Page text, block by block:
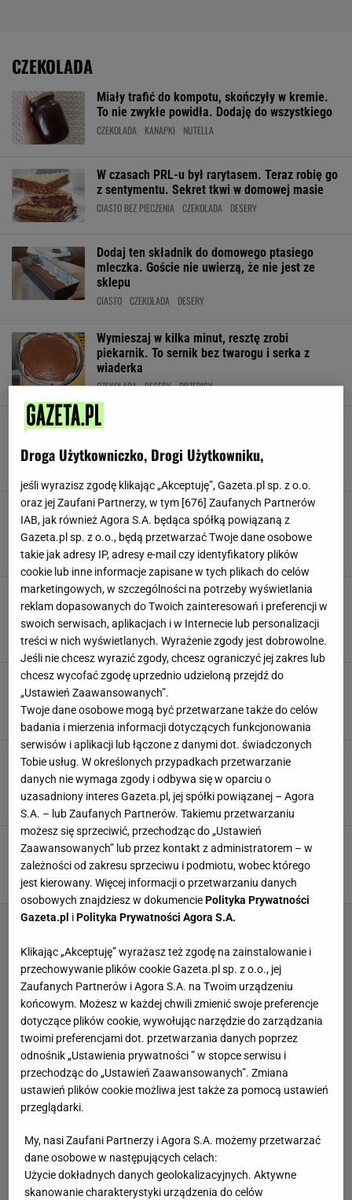
CZEKOLADA
Miały trafić do kompotu, skończyły w kremie.
To nie zwykłe powidła. Dodaję do wszystkiego
CZEKOLADA KANAPKI NUTELLA
W czasach PRL-u był rarytasem. Teraz robię go
z sentymentu. Sekret tkwi w domowej masie
CIASTO BEZ PIECZENIA CZEKOLADA DESERY
Dodaj ten składnik do domowego ptasiego
mleczka. Goście nie uwierzą, że nie jest ze
sklepu
CIASTO CZEKOLADA DESERY
Wymieszaj w kilka minut, resztę zrobi
piekarnik. To sernik bez twarogu i serka z
wiaderka
CZEKOLADA DESERY PRZEPISY
Pianka jak w ptasim mleczku, ale bez
minutę
Już nie patrzę na sklepowe. Domowe robią
furorę i pachną w całym domu. Jem prosto z
blachy
CIASTECZKA CZEKOLADA PRZEKĄSKI
Robiłam z nich sos i dodawałam do leczo.
Teraz wrzucam do ciasta. Jest miękkie jak
gąbka
CIASTO CZEKOLADA DESERY
Czarny las znika ze stołu szybciej niż sernik i
karpatka. Łączy czekoladę z kwaskowatą nutą
BISZKOPT CIASTO CZEKOLADA
Smakują jak kultowe czekoladki z USA.
Przygotuj potrójną porcję, bo trudno się
oderwać
CZEKOLADA DESERY MASŁO ORZECHOWE
Wyjątkowa nowość. Czekolada Milka z
kruchymi ciasteczkami
MATERIAŁ PROMOCYJNY PR
Droga Użytkowniczko, Drogi Użytkowniku,
jeśli wyrazisz zgodę klikając „Akceptuję”, Gazeta.pl sp. z o.o.
oraz jej Zaufani Partnerzy, w tym [676] Zaufanych Partnerów
IAB, jak również Agora S.A. będąca spółką powiązaną z
Gazeta.pl sp. z o.o., będą przetwarzać Twoje dane osobowe
takie jak adresy IP, adresy e-mail czy identyfikatory plików
cookie lub inne informacje zapisane w tych plikach do celów
marketingowych, w szczególności na potrzeby wyświetlania
reklam dopasowanych do Twoich zainteresowań i preferencji w
swoich serwisach, aplikacjach i w Internecie lub personalizacji
treści w nich wyświetlanych. Wyrażenie zgody jest dobrowolne.
Jeśli nie chcesz wyrazić zgody, chcesz ograniczyć jej zakres lub
chcesz wycofać zgodę uprzednio udzieloną przejdź do
„Ustawień Zaawansowanych”.
Twoje dane osobowe mogą być przetwarzane także do celów
badania i mierzenia informacji dotyczących funkcjonowania
serwisów i aplikacji lub łączone z danymi dot. świadczonych
Tobie usług. W określonych przypadkach przetwarzanie
danych nie wymaga zgody i odbywa się w oparciu o
uzasadniony interes Gazeta.pl, jej spółki powiązanej – Agora
S.A. – lub Zaufanych Partnerów. Takiemu przetwarzaniu
możesz się sprzeciwić, przechodząc do „Ustawień
Zaawansowanych” lub przez kontakt z administratorem – w
zależności od zakresu sprzeciwu i podmiotu, wobec którego
jest kierowany. Więcej informacji o przetwarzaniu danych
osobowych znajdziesz w dokumenciePolityka Prywatności
Gazeta.pl iPolityka Prywatności Agora S.A.
Klikając „Akceptuję” wyrażasz też zgodę na zainstalowanie i
przechowywanie plików cookie Gazeta.pl sp. z o.o., jej
Zaufanych Partnerów i Agora S.A. na Twoim urządzeniu
końcowym. Możesz w każdej chwili zmienić swoje preferencje
dotyczące plików cookie, wywołując narzędzie do zarządzania
twoimi preferencjami dot. przetwarzania danych poprzez
odnośnik „Ustawienia prywatności ” w stopce serwisu i
przechodząc do „Ustawień Zaawansowanych”. Zmiana
ustawień plików cookie możliwa jest także za pomocą ustawień
przeglądarki.
My, nasi Zaufani Partnerzy i Agora S.A. możemy przetwarzać
dane osobowe w następujących celach:
Użycie dokładnych danych geolokalizacyjnych. Aktywne
skanowanie charakterystyki urządzenia do celów